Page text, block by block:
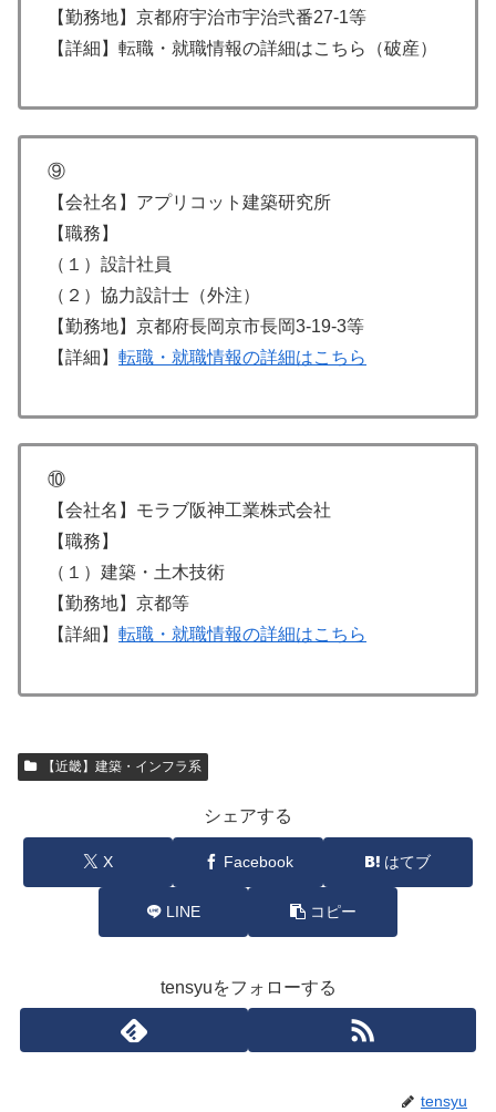
【勤務地】京都府宇治市宇治弐番27-1等
【詳細】転職・就職情報の詳細はこちら（破産）
⑨
【会社名】アプリコット建築研究所
【職務】
（１）設計社員
（２）協力設計士（外注）
【勤務地】京都府長岡京市長岡3-19-3等
【詳細】 転職・就職情報の詳細はこちら
⑩
【会社名】モラブ阪神工業株式会社
【職務】
（１）建築・土木技術
【勤務地】京都等
【詳細】 転職・就職情報の詳細はこちら
【近畿】建築・インフラ系
シェアする
X Facebook はてブ
LINE コピー
tensyuをフォローする
tensyu